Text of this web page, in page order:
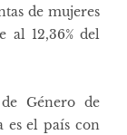
de mujeres
al 12,36% del
Género de
es el país con